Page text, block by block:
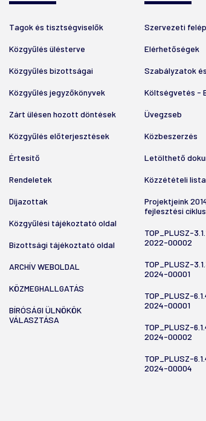
Tagok és tisztségviselők
Közgyűlés ülésterve
Közgyűlés bizottságai
Közgyűlés jegyzőkönyvek
Zárt ülésen hozott döntések
Közgyűlés előterjesztések
Értesítő
Rendeletek
Díjazottak
Közgyűlési tájékoztató oldal
Bizottsági tájékoztató oldal
ARCHÍV WEBOLDAL
KÖZMEGHALLGATÁS
BÍRÓSÁGI ÜLNÖKÖK
VÁLASZTÁSA
Szervezeti
Elérhetőségek
Szabályzatok
Költségvetés -
Üvegzseb
Közbeszerzés
Letölthető
Közzétételi lista
Projektjeink
fejlesztési
TOP_PLUSZ-
2022-00002
TOP_PLUSZ-
2024-00001
TOP_PLUSZ-
2024-00001
TOP_PLUSZ-
2024-00002
TOP_PLUSZ-
2024-00004